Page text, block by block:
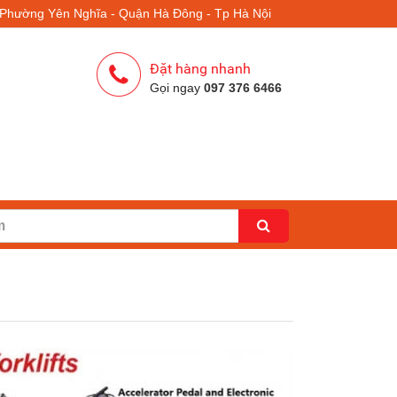
Yên Nghĩa - Quận Hà Đông - Tp Hà Nội
Đặt hàng nhanh
Gọi ngay 097 376 6466